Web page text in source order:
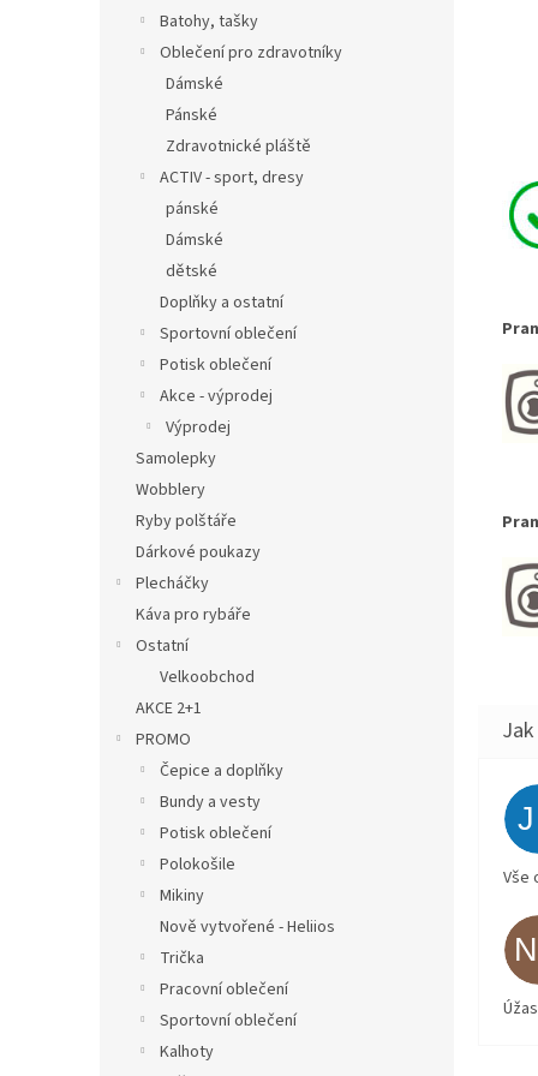
Batohy, tašky
Oblečení pro zdravotníky
Dámské
Pánské
Zdravotnické pláště
ACTIV - sport, dresy
pánské
Dámské
dětské
Doplňky a ostatní
Sportovní oblečení
Potisk oblečení
Akce - výprodej
Výprodej
Samolepky
Wobblery
Ryby polštáře
Dárkové poukazy
Plecháčky
Káva pro rybáře
Ostatní
Velkoobchod
AKCE 2+1
PROMO
Čepice a doplňky
Bundy a vesty
Potisk oblečení
Polokošile
Mikiny
Nově vytvořené - Heliios
Trička
Pracovní oblečení
Sportovní oblečení
Kalhoty
Vše